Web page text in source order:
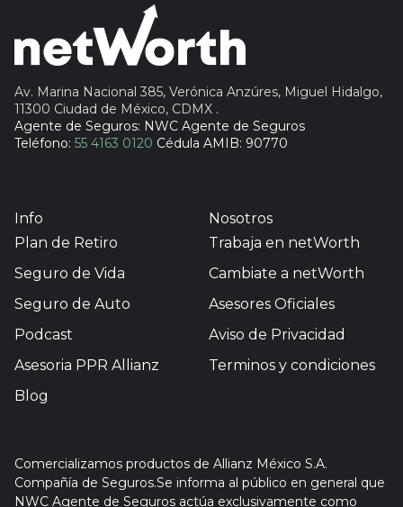
Av. Marina Nacional 385, Verónica Anzúres, Miguel Hidalgo,
11300 Ciudad de México, CDMX .
Agente de Seguros: NWC Agente de Seguros
Teléfono: 55 4163 0120 Cédula AMIB: 90770
Info
Plan de Retiro
Seguro de Vida
Seguro de Auto
Podcast
Asesoria PPR Allianz
Blog
Nosotros
Trabaja en netWorth
Cambiate a netWorth
Asesores Oficiales
Aviso de Privacidad
Terminos y condiciones
Comercializamos productos de Allianz México S.A.
Compañía de Seguros.Se informa al público en general que
NWC Agente de Seguros actúa exclusivamente como